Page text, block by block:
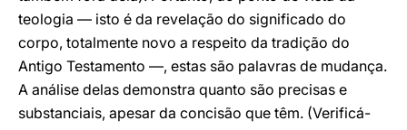
teologia — isto é da revelação do significado do
corpo, totalmente novo a respeito da tradição do
Antigo Testamento —, estas são palavras de mudança.
A análise delas demonstra quanto são precisas e
substanciais, apesar da concisão que têm. (Verificá-